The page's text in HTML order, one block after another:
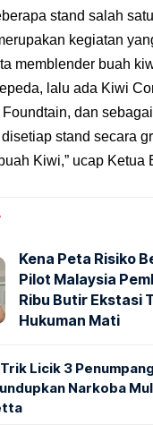
stand salah
kegiatan
memblender buah
lalu ada Kiwi
dan
stand secara
Kiwi,” ucap Ketua
Kena Peta Risiko
Pilot Malaysia
Ribu Butir Ekstasi
Hukuman Mati
Licik 3
Narkoba